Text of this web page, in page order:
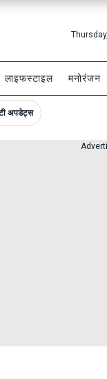
लाइफस्टाइल मनोरंजन
अपडेट्स